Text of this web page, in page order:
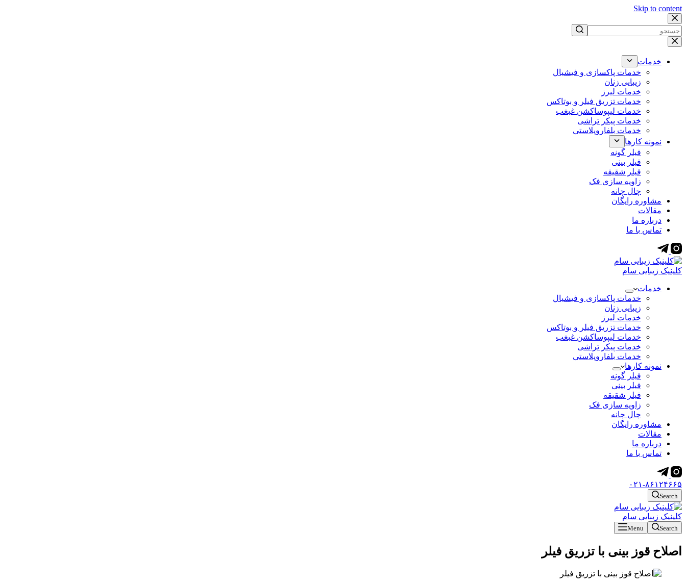
Skip to content
No
results
خدمات
خدمات پاکسازی و فیشیال
زیبایی زنان
خدمات لیرز
خدمات تزریق فیلر و بوتاکس
خدمات لیپوساکشن غبغب
خدمات پیکر تراشی
خدمات بلفاروپلاستی
نمونه کارها
فیلر گونه
فیلر بینی
فیلر شقیقه
زاویه سازی فک
چال چانه
مشاوره رایگان
مقالات
درباره ما
تماس با ما
کلینیک زیبایی سام
خدمات
خدمات پاکسازی و فیشیال
زیبایی زنان
خدمات لیرز
خدمات تزریق فیلر و بوتاکس
خدمات لیپوساکشن غبغب
خدمات پیکر تراشی
خدمات بلفاروپلاستی
نمونه کارها
فیلر گونه
فیلر بینی
فیلر شقیقه
زاویه سازی فک
چال چانه
مشاوره رایگان
مقالات
درباره ما
تماس با ما
۰۲۱-۸۶۱۲۴۶۶۵
Search
کلینیک زیبایی سام
Search
Menu
اصلاح قوز بینی با تزریق فیلر